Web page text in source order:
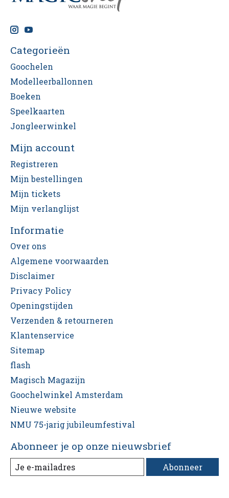
Categorieën
Goochelen
Modelleerballonnen
Boeken
Speelkaarten
Jongleerwinkel
Mijn account
Registreren
Mijn bestellingen
Mijn tickets
Mijn verlanglijst
Informatie
Over ons
Algemene voorwaarden
Disclaimer
Privacy Policy
Openingstijden
Verzenden & retourneren
Klantenservice
Sitemap
flash
Magisch Magazijn
Goochelwinkel Amsterdam
Nieuwe website
NMU 75-jarig jubileumfestival
Abonneer je op onze nieuwsbrief
Abonneer